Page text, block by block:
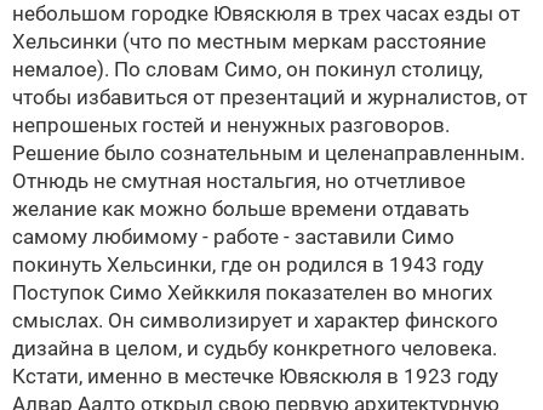
небольшом городке Ювяскюля в трех часах езды от
Хельсинки (что по местным меркам расстояние
немалое). По словам Симо, он покинул столицу,
чтобы избавиться от презентаций и журналистов, от
непрошеных гостей и ненужных разговоров.
Решение было сознательным и целенаправленным.
Отнюдь не смутная ностальгия, но отчетливое
желание как можно больше времени отдавать
самому любимому - работе - заставили Симо
покинуть Хельсинки, где он родился в 1943 году
Поступок Симо Хейккиля показателен во многих
смыслах. Он символизирует и характер финского
дизайна в целом, и судьбу конкретного человека.
Кстати, именно в местечке Ювяскюля в 1923 году
Алвар Аалто открыл свою первую архитектурную